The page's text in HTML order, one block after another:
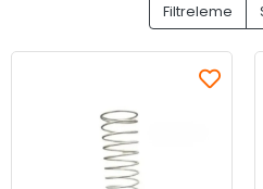
Filtreleme